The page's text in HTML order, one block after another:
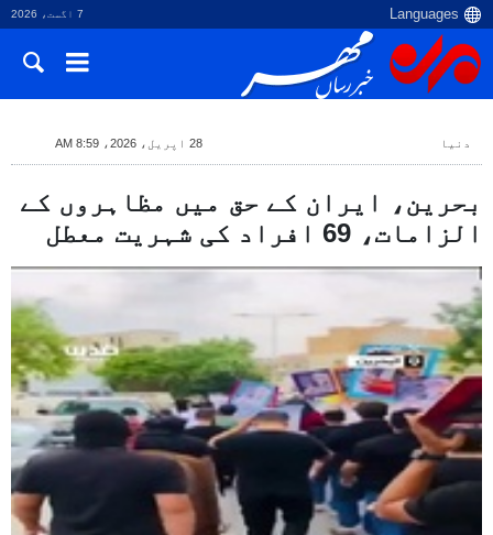
7 اگست، 2026
دنیا 28 اپریل، 2026، 8:59 AM
بحرین، ایران کے حق میں مظاہروں کے
الزامات، 69 افراد کی شہریت معطل